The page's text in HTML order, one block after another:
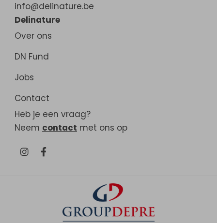
info@delinature.be
Delinature
Over ons
DN Fund
Jobs
Contact
Heb je een vraag?
Neem contact met ons op